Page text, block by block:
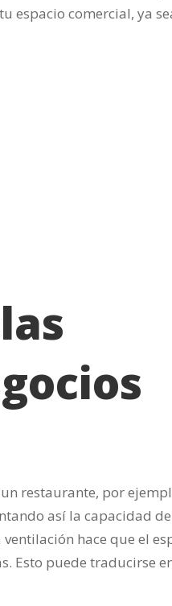
comercial, ya
restaurante, por
así la capacidad
hace que el
Esto puede traducirse